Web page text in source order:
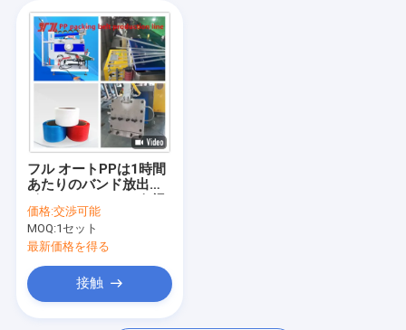
空気式結束機
フル オートPPは1時間
あたりのバンド放出ラ
で縛る
価格:交渉可能
MOQ:1セット
最新価格を得る
接触